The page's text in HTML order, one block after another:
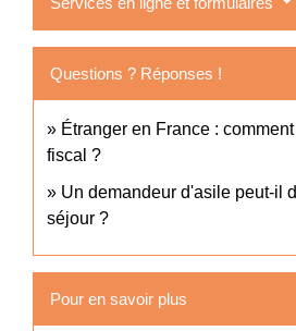
Questions ? Réponses !
Étranger en France :
fiscal ?
Un demandeur d'asile peut-il
séjour ?
Pour en savoir plus